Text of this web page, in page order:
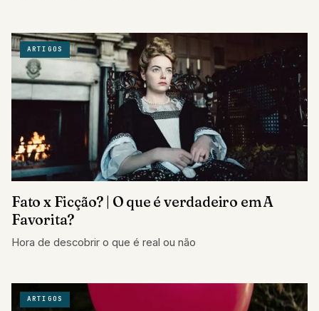
ARTIGOS
Fato x Ficção? | O que é verdadeiro em A
Favorita?
Hora de descobrir o que é real ou não
ARTIGOS